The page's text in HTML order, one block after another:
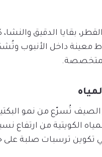
بقايا الدقيق
معينة داخل الأنبوب
تُسرّع من نمو
الكويتية من ارتفاع
ترسبات صلبة على